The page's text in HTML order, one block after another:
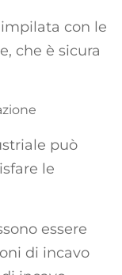
con le
che è sicura
può
le
essere
di incavo